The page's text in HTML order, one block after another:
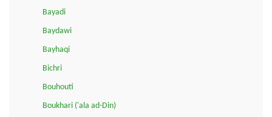
Bayadi
Baydawi
Bayhaqi
Bichri
Bouhouti
Boukhari ('ala ad-Din)